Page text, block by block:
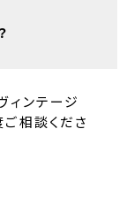
ィンテージ
相談くださ